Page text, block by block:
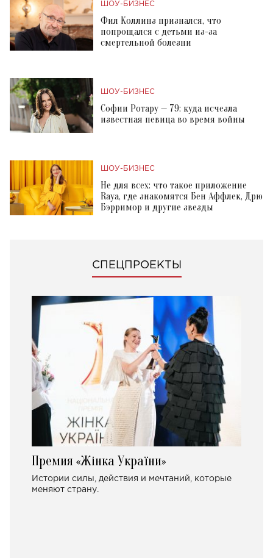
ШОУ-БИЗНЕС
Фил Коллинз признался, что
попрощался с детьми из-за
смертельной болезни
ШОУ-БИЗНЕС
Софии Ротару — 79: куда исчезла
известная певица во время войны
ШОУ-БИЗНЕС
Не для всех: что такое приложение
Raya, где знакомятся Бен Аффлек, Дрю
Бэрримор и другие звезды
СПЕЦПРОЕКТЫ
Премия «Жінка України»
Истории силы, действия и мечтаний, которые
меняют страну.